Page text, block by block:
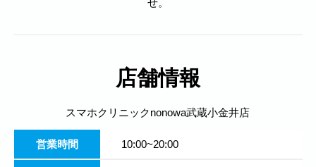
店舗情報
スマホクリニックnonowa武蔵小金井店
営業時間 10:00~20:00